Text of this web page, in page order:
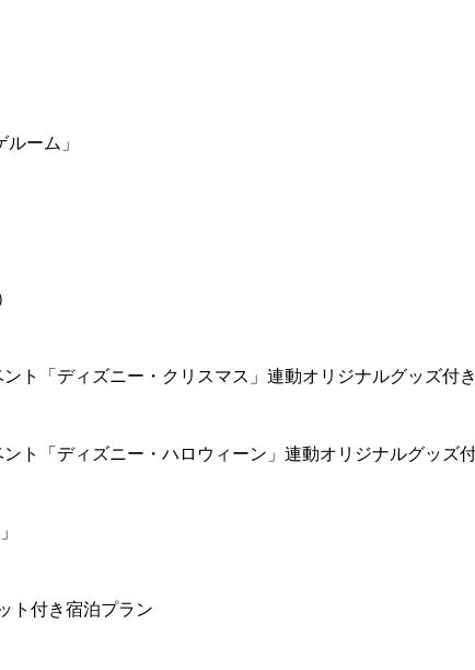
ーム」
ト「ディズニー・クリスマス」連動オリジナルグッズ付
ト「ディズニー・ハロウィーン」連動オリジナルグッズ
ト付き宿泊プラン